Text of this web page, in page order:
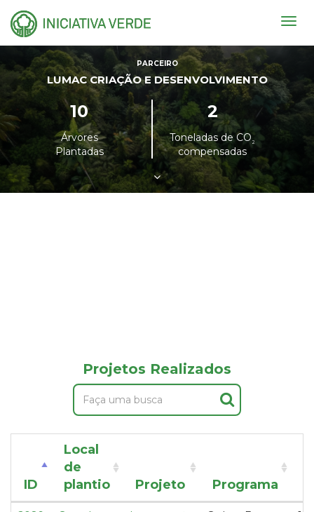
PARCEIRO
LUMAC CRIAÇÃO E DESENVOLVIMENTO
10
Árvores
Plantadas
2
Toneladas de CO²
compensadas
Projetos Realizados
ID
Local
de
plantio
Projeto Programa